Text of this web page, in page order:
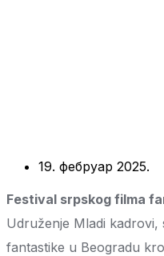
19. фебруар 2025.
Festival srpskog filma
Udruženje Mladi kadrovi,
fantastike u Beogradu